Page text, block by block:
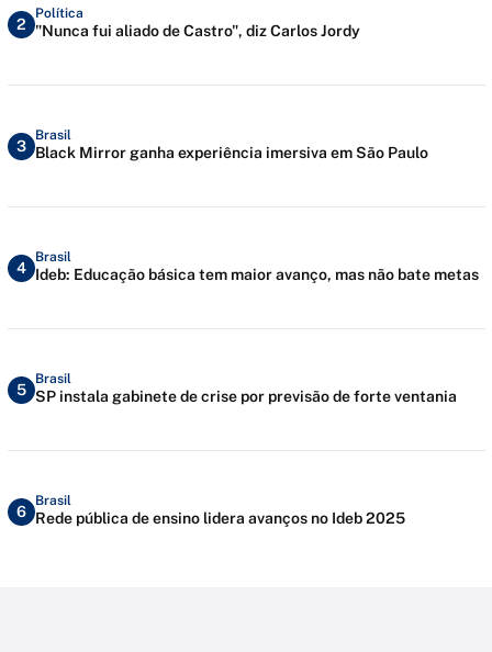
2
Política
"Nunca fui aliado de Castro", diz Carlos Jordy
3
Brasil
Black Mirror ganha experiência imersiva em São Paulo
4
Brasil
Ideb: Educação básica tem maior avanço, mas não bate metas
5
Brasil
SP instala gabinete de crise por previsão de forte ventania
6
Brasil
Rede pública de ensino lidera avanços no Ideb 2025